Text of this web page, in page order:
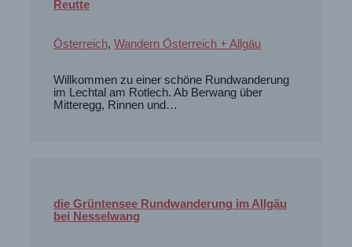
Reutte
Österreich, Wandern Österreich + Allgäu
Willkommen zu einer schöne Rundwanderung
im Lechtal am Rotlech. Ab Berwang über
Mitteregg, Rinnen und…
die Grüntensee Rundwanderung im Allgäu
bei Nesselwang